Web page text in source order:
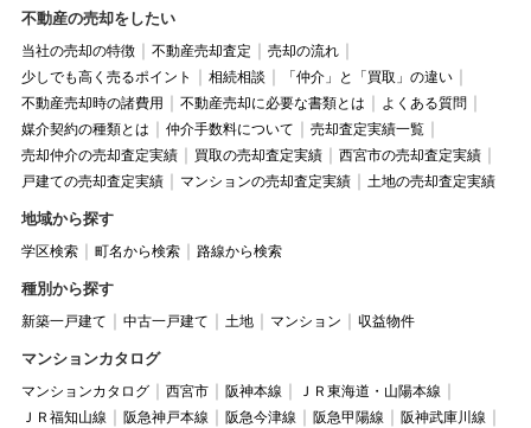
不動産の売却をしたい
当社の売却の特徴 不動産売却査定
売却の流れ
少しでも高く売るポイント
相続相談
「仲介」と「買取」の違い
不動産売却時の諸費用
不動産売却に必要な書類とは
よくある質問
媒介契約の種類とは
仲介手数料について
売却査定実績一覧
売却仲介の売却査定実績
買取の売却査定実績
西宮市の売却査定実績
戸建ての売却査定実績
マンションの売却査定実績 土地の売却査定実績
地域から探す
学区検索 町名から検索 路線から検索
種別から探す
新築一戸建て 中古一戸建て 土地 マンション 収益物件
マンションカタログ
マンションカタログ 西宮市 阪神本線
ＪＲ東海道・山陽本線
ＪＲ福知山線
阪急神戸本線 阪急今津線 阪急甲陽線
阪神武庫川線